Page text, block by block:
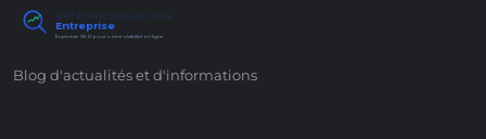
Référencement Site
Entreprise
Expertise SEO pour votre visibilité en ligne
Blog d'actualités et d'informations